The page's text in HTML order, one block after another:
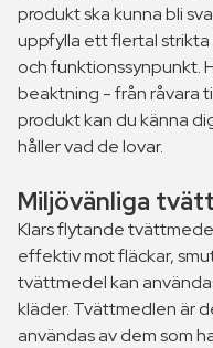
produkt ska kunna bli
uppfylla ett flertal
och funktionssynpunkt.
beaktning - från råvara
produkt kan du känna
håller vad de lovar.
Miljövänliga
Klars flytande
effektiv mot fläckar,
tvättmedel kan
kläder. Tvättmedlen är
användas av dem som